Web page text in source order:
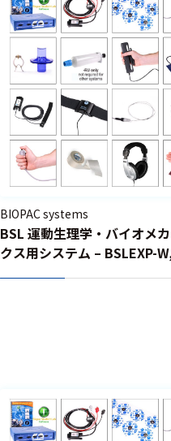
BIOPAC systems
BSL 運動生理学・バイオメ
クス用システム – BSLEXP-